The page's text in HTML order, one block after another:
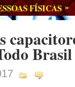
FÍSICAS »
Brasil